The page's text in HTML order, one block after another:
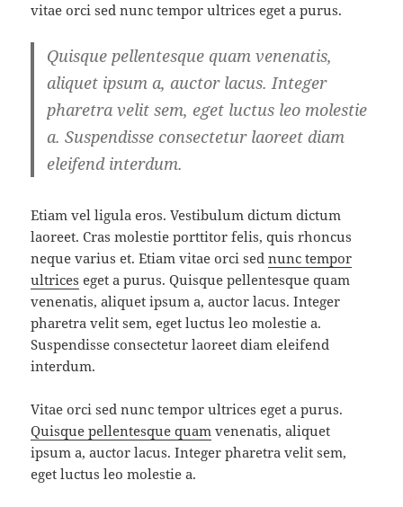
vitae orci sed nunc tempor ultrices eget a purus.
Quisque pellentesque quam venenatis,
aliquet ipsum a, auctor lacus. Integer
pharetra velit sem, eget luctus leo molestie
a. Suspendisse consectetur laoreet diam
eleifend interdum.
Etiam vel ligula eros. Vestibulum dictum dictum
laoreet. Cras molestie porttitor felis, quis rhoncus
neque varius et. Etiam vitae orci sednunc tempor
ultrices eget a purus. Quisque pellentesque quam
venenatis, aliquet ipsum a, auctor lacus. Integer
pharetra velit sem, eget luctus leo molestie a.
Suspendisse consectetur laoreet diam eleifend
interdum.
Vitae orci sed nunc tempor ultrices eget a purus.
Quisque pellentesque quam venenatis, aliquet
ipsum a, auctor lacus. Integer pharetra velit sem,
eget luctus leo molestie a.